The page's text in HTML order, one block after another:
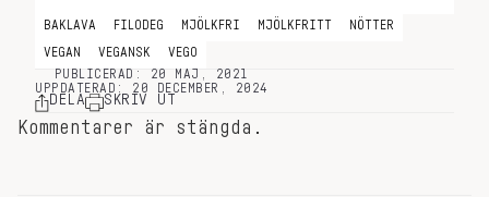
BAKLAVA FILODEG MJÖLKFRI MJÖLKFRITT NÖTTER
VEGAN VEGANSK
VEGO
PUBLICERAD: 20 MAJ, 2021
UPPDATERAD: 20 DECEMBER, 2024
DELA SKRIV UT
Kommentarer är stängda.